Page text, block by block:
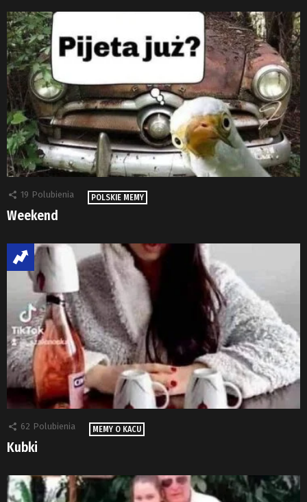
19 Polubienia POLSKIE MEMY
Weekend
62 Polubienia MEMY O KACU
Kubki